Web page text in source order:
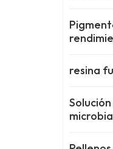
resina